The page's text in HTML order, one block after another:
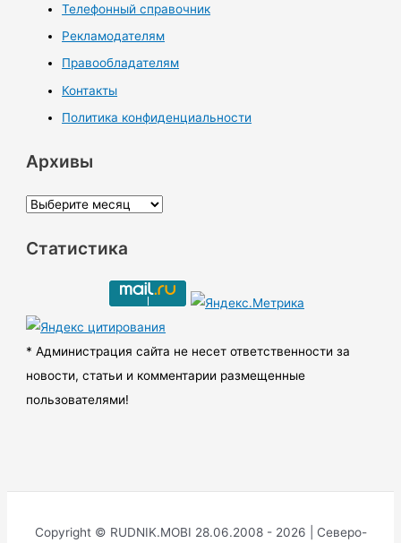
Телефонный справочник
Рекламодателям
Правообладателям
Контакты
Политика конфиденциальности
Архивы
А
х
ы
Статистика
* Администрация сайта не несет ответственности за
новости, статьи и комментарии размещенные
пользователями!
Copyright © RUDNIK.MOBI 28.06.2008 - 2026 | Северо-